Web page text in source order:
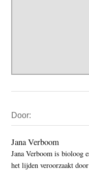
Sidebar
Door:
Jana Verboom
Jana Verboom is bioloog
het lijden veroorzaakt